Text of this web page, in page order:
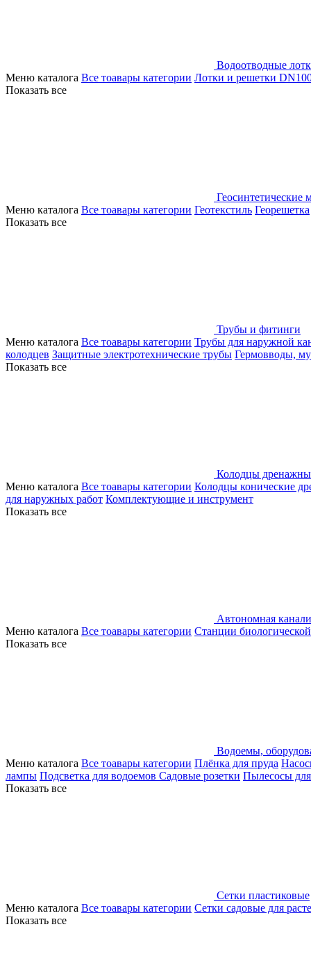
Водоотводные
Меню каталога Все тоавары категории Лотки и решетки
Показать все
Геосинтетические
Меню каталога Все тоавары категории Геотекстиль Георешетка
Показать все
Трубы и фитинги
Меню каталога Все тоавары категории Трубы для наружной
колодцев Защитные электротехнические трубы Гермовводы,
Показать все
Колодцы
Меню каталога Все тоавары категории Колодцы конические
для наружных работ Комплектующие и инструмент
Показать все
Автономная
Меню каталога Все тоавары категории Станции
Показать все
Водоемы,
Меню каталога Все тоавары категории Плёнка для пруда
лампы Подсветка для водоемов Садовые розетки Пылесосы
Показать все
Сетки пластиковые
Меню каталога Все тоавары категории Сетки садовые для
Показать все